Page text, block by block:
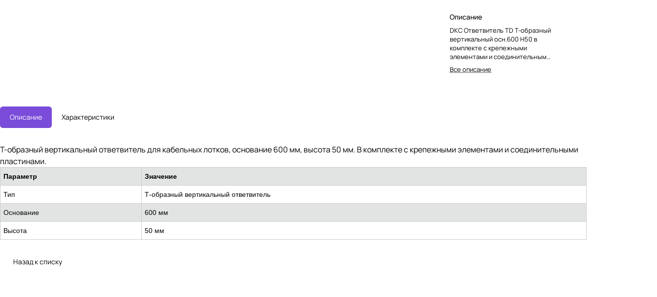
Описание
DKC Ответвитель TD Т-образный
вертикальный осн.600 H50 в
комплекте с крепежными
элементами и соединительными
пластинами, необходимыми дл
Все описание
Описание Характеристики
Т-образный вертикальный ответвитель для кабельных лотков, основание 600 мм, высота 50 мм. В комплекте с крепежными элементами и соединительными
пластинами.
Параметр Значение
Тип Т-образный вертикальный ответвитель
Основание 600 мм
Высота 50 мм
Назад к списку